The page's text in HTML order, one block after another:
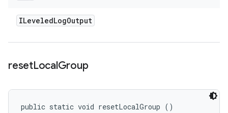
ILeveledLogOutput
resetLocalGroup
public static void resetLocalGroup ()